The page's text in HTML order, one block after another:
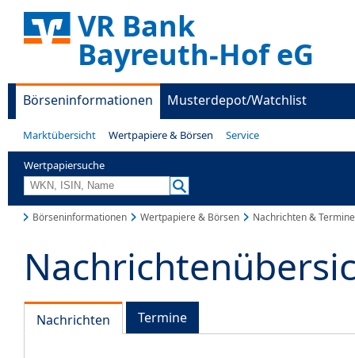
VR Bank
Bayreuth-Hof eG
Börseninformationen Musterdepot/Watchlist
Marktübersicht Wertpapiere & Börsen Service
Wertpapiersuche
Börseninformationen Wertpapiere & Börsen Nachrichten & Termine
Nachrichten Termine